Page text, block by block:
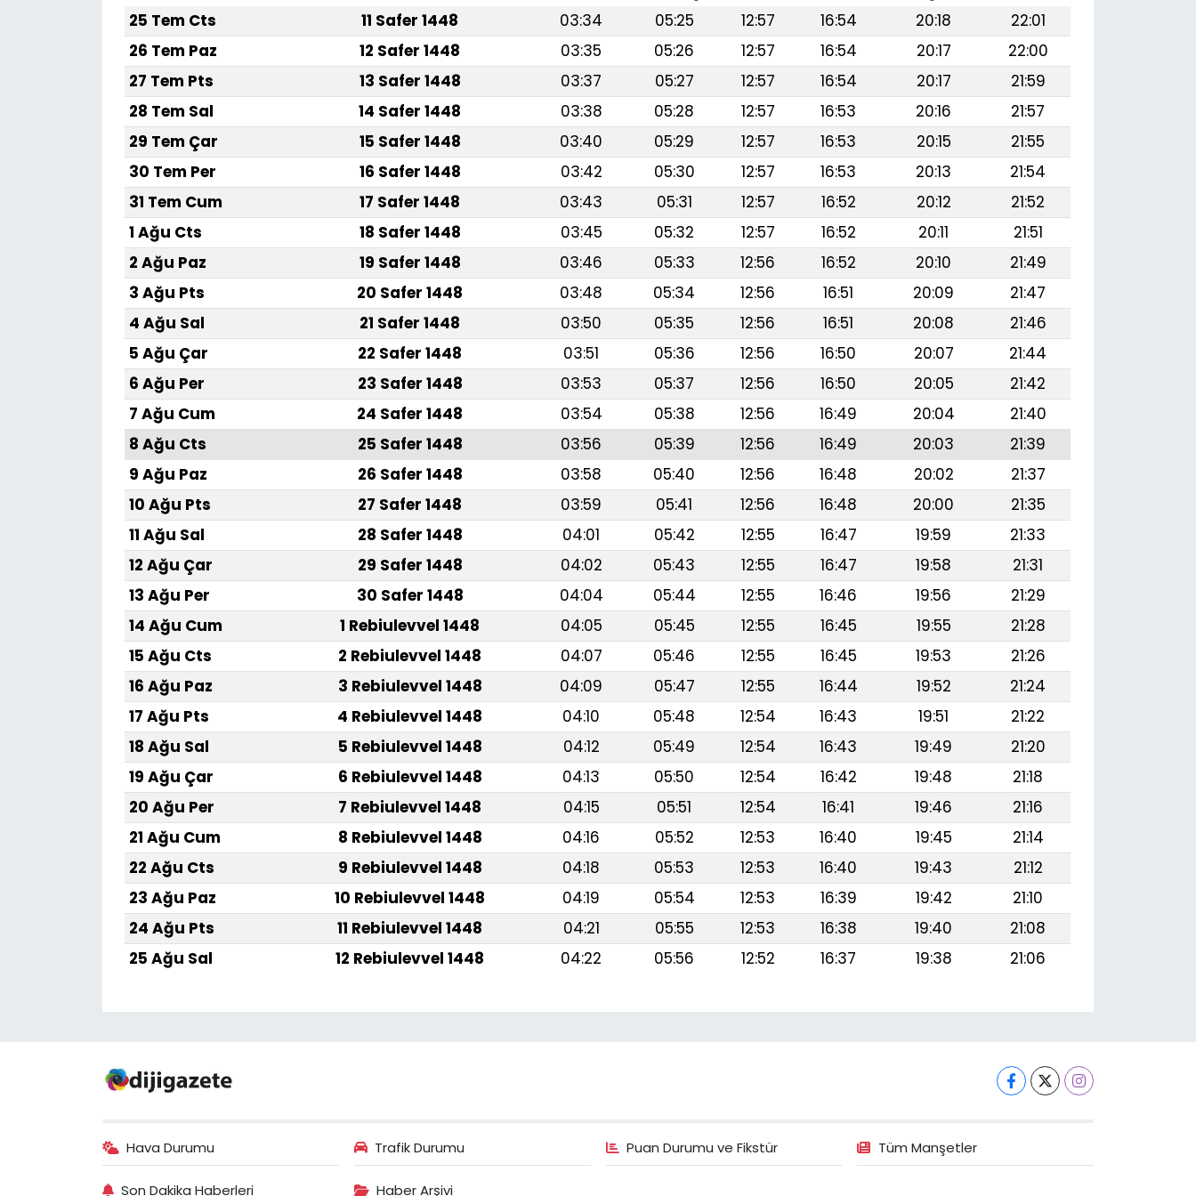
25 Tem Cts
11 Safer 1448 03:34 05:25 12:57 16:54 20:18
22:01
26 Tem Paz
12 Safer 1448 03:35 05:26 12:57 16:54 20:17
22:00
27 Tem Pts
13 Safer 1448 03:37 05:27 12:57 16:54 20:17
21:59
28 Tem Sal
14 Safer 1448 03:38 05:28 12:57 16:53 20:16
21:57
29 Tem Çar
15 Safer 1448 03:40 05:29 12:57 16:53 20:15
21:55
30 Tem Per
16 Safer 1448 03:42 05:30 12:57 16:53 20:13
21:54
31 Tem Cum
17 Safer 1448 03:43 05:31 12:57 16:52 20:12
21:52
1 Ağu Cts
18 Safer 1448 03:45 05:32 12:57 16:52 20:11
21:51
2 Ağu Paz
19 Safer 1448 03:46 05:33 12:56 16:52 20:10
21:49
3 Ağu Pts
20 Safer 1448 03:48 05:34 12:56 16:51 20:09
21:47
4 Ağu Sal
21 Safer 1448 03:50 05:35 12:56 16:51 20:08
21:46
5 Ağu Çar
22 Safer 1448 03:51 05:36 12:56 16:50 20:07
21:44
6 Ağu Per
23 Safer 1448 03:53 05:37 12:56 16:50 20:05
21:42
7 Ağu Cum
24 Safer 1448 03:54 05:38 12:56 16:49 20:04
21:40
8 Ağu Cts
25 Safer 1448 03:56 05:39 12:56 16:49 20:03
21:39
9 Ağu Paz
26 Safer 1448 03:58 05:40 12:56 16:48 20:02
21:37
10 Ağu Pts
27 Safer 1448 03:59 05:41 12:56 16:48 20:00
21:35
11 Ağu Sal
28 Safer 1448 04:01 05:42 12:55 16:47 19:59
21:33
12 Ağu Çar
29 Safer 1448 04:02 05:43 12:55 16:47 19:58
21:31
13 Ağu Per
30 Safer 1448 04:04 05:44 12:55 16:46 19:56
21:29
14 Ağu Cum
1 Rebiulevvel 1448 04:05 05:45 12:55 16:45 19:55
21:28
15 Ağu Cts
2 Rebiulevvel 1448 04:07 05:46 12:55 16:45 19:53
21:26
16 Ağu Paz
3 Rebiulevvel 1448 04:09 05:47 12:55 16:44 19:52
21:24
17 Ağu Pts
4 Rebiulevvel 1448 04:10 05:48 12:54 16:43 19:51
21:22
18 Ağu Sal
5 Rebiulevvel 1448 04:12 05:49 12:54 16:43 19:49
21:20
19 Ağu Çar
6 Rebiulevvel 1448 04:13 05:50 12:54 16:42 19:48
21:18
20 Ağu Per
7 Rebiulevvel 1448 04:15 05:51 12:54 16:41 19:46
21:16
21 Ağu Cum
8 Rebiulevvel 1448 04:16 05:52 12:53 16:40 19:45
21:14
22 Ağu Cts
9 Rebiulevvel 1448 04:18 05:53 12:53 16:40 19:43
21:12
23 Ağu Paz
10 Rebiulevvel 1448 04:19 05:54 12:53 16:39 19:42
21:10
24 Ağu Pts
11 Rebiulevvel 1448 04:21 05:55 12:53 16:38 19:40
21:08
25 Ağu Sal
12 Rebiulevvel 1448 04:22 05:56 12:52 16:37 19:38 21:06
Hava Durumu Trafik Durumu Puan Durumu ve Fikstür Tüm Manşetler
Son Dakika Haberleri Haber Arşivi
Video Galeri